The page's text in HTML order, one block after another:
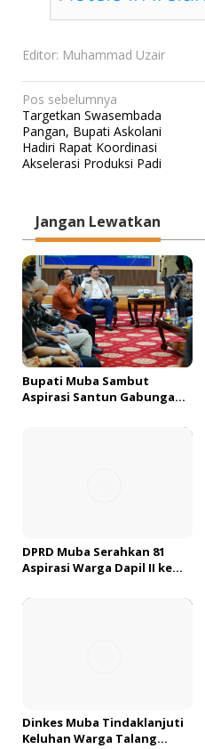
Editor: Muhammad Uzair
N
a
v
i
a
s
i
p
o
s
Pos sebelumnya
Targetkan Swasembada
Pangan, Bupati Askolani
Hadiri Rapat Koordinasi
Akselerasi Produksi Padi
Jangan Lewatkan
Bupati Muba Sambut
Aspirasi Santun Gabungan
DPRD Muba Serahkan 81
Aspirasi Warga Dapil II ke
Himpun Usulan Terbanyak
Dinkes Muba Tindaklanjuti
Keluhan Warga Talang